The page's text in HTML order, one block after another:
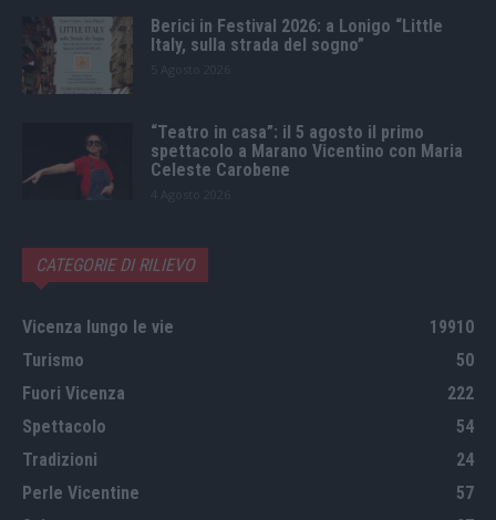
Berici in Festival 2026: a Lonigo “Little
Italy, sulla strada del sogno”
“Teatro in casa”: il 5 agosto il primo
spettacolo a Marano Vicentino con Maria
Celeste Carobene
CATEGORIE DI RILIEVO
Vicenza lungo le vie
19910
Turismo
50
Fuori Vicenza
222
Spettacolo
54
Tradizioni
24
Perle Vicentine
57